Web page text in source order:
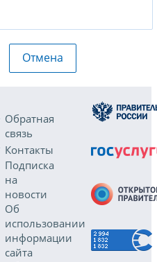
Отмена
Обратная
связь
Контакты
Подписка
на
новости
Об
использовании
информации
сайта